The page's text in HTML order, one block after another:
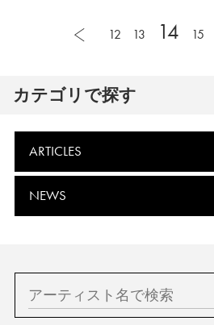
12 13 14 15
カテゴリで探す
ARTICLES
NEWS